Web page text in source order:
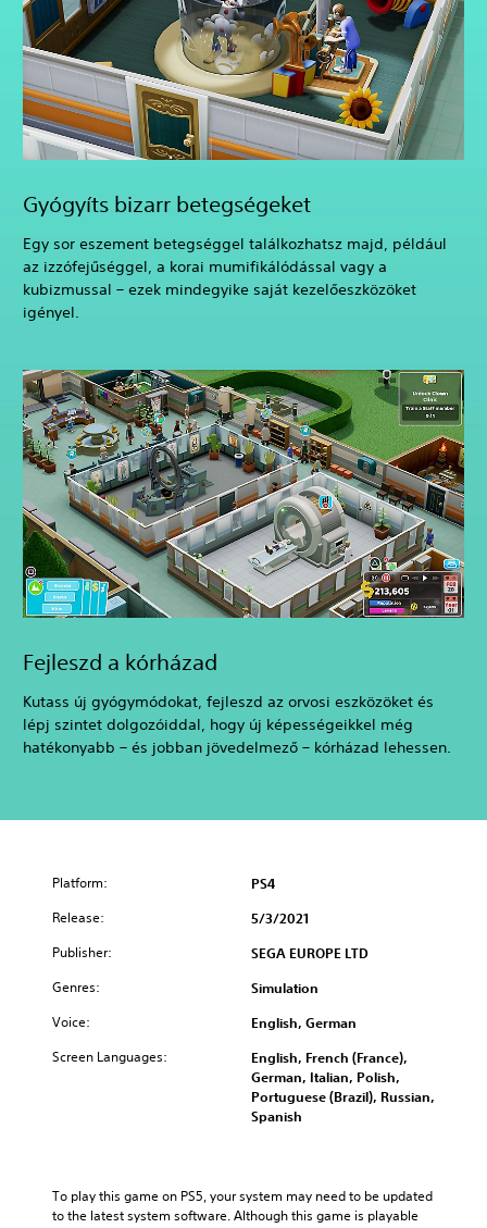
Gyógyíts bizarr betegségeket
Egy sor eszement betegséggel találkozhatsz majd, például
az izzófejűséggel, a korai mumifikálódással vagy a
kubizmussal – ezek mindegyike saját kezelőeszközöket
igényel.
Fejleszd a kórházad
Kutass új gyógymódokat, fejleszd az orvosi eszközöket és
lépj szintet dolgozóiddal, hogy új képességeikkel még
hatékonyabb – és jobban jövedelmező – kórházad lehessen.
Platform: PS4
Release: 5/3/2021
Publisher: SEGA EUROPE LTD
Genres: Simulation
Voice: English, German
Screen Languages:
English, French (France),
German, Italian, Polish,
Portuguese (Brazil), Russian,
Spanish
To play this game on PS5, your system may need to be updated
to the latest system software. Although this game is playable